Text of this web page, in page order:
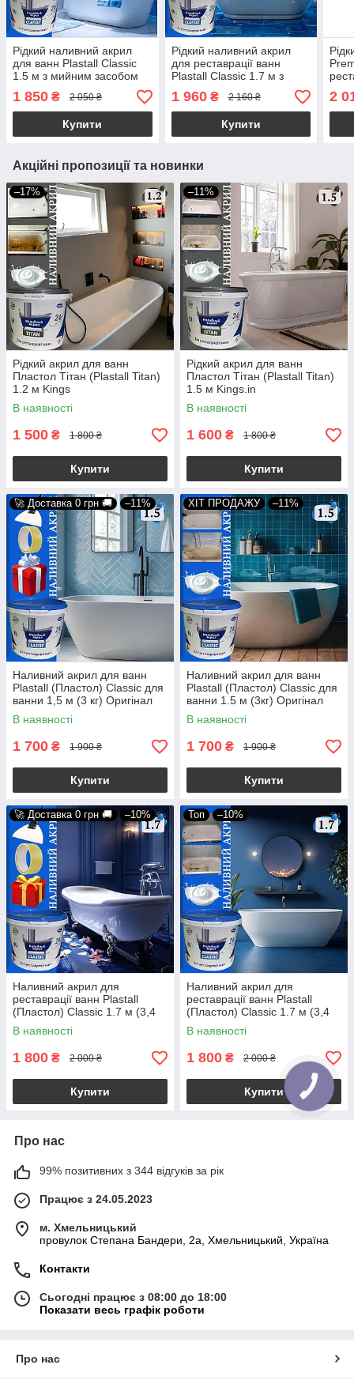
Рідкий наливний акрил
для ванн Plastall Classic
1.5 м з мийним засобом
Пластол Kings
1 850 ₴ 2 050 ₴
Купити
Рідкий наливний акрил
для реставрації ванн
Plastall Classic 1.7 м з
миючим засобом Пластол
Kings
1 960₴ 2 160 ₴
Купити
2
Акційні пропозиції та новинки
–17%
Рідкий акрил для ванн
Пластол Тітан (Plastall Titan)
1.2 м Kings
В наявності
1 500 ₴ 1 800 ₴
Купити
–11%
Рідкий акрил для ванн
Пластол Тітан (Plastall Titan)
1.5 м Kings.in
В наявності
1 600 ₴ 1 800 ₴
Купити
🚀 Доставка 0 грн 🚚 –11%
Наливний акрил для ванн
Plastall (Пластол) Classic для
ванни 1,5 м (3 кг) Оригінал
Kings + Подарунок
В наявності
1 700 ₴ 1 900 ₴
Купити
ХІТ ПРОДАЖУ –11%
Наливний акрил для ванн
Plastall (Пластол) Classic для
ванни 1.5 м (3кг) Оригінал
Kings
В наявності
1 700 ₴ 1 900 ₴
Купити
🚀 Доставка 0 грн 🚚 –10%
Наливний акрил для
реставрації ванн Plastall
(Пластол) Classic 1.7 м (3,4
кг) Оригінал Kings.in.ua +
Подарунок
В наявності
1 800 ₴ 2 000 ₴
Купити
Топ –10%
Наливний акрил для
реставрації ванн Plastall
(Пластол) Classic 1.7 м (3,4
кг) Оригінал Kings.in
В наявності
1 800 ₴ 2 000 ₴
Купити
Про нас
99% позитивних з 344 відгуків за рік
Працює з 24.05.2023
м. Хмельницький
провулок Степана Бандери, 2a, Хмельницький, Україна
Контакти
Сьогодні працює з 08:00 до 18:00
Показати весь графік роботи
Про нас